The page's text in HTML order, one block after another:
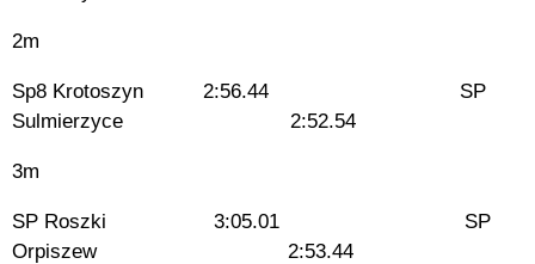
2m
Sp8 Krotoszyn 2:56.44 SP
Sulmierzyce 2:52.54
3m
SP Roszki 3:05.01 SP
Orpiszew 2:53.44